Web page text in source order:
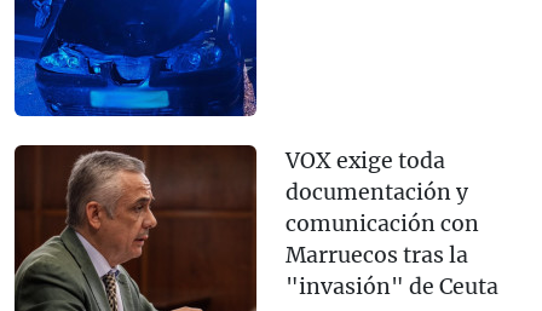
VOX exige toda
documentación y
comunicación con
Marruecos tras la
"invasión" de Ceuta